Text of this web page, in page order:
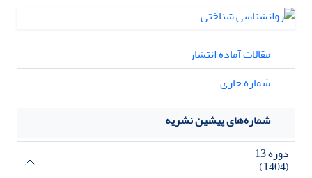
مقالات آماده انتشار
شماره جاری
شماره‌های پیشین نشریه
دوره 13
(1404)